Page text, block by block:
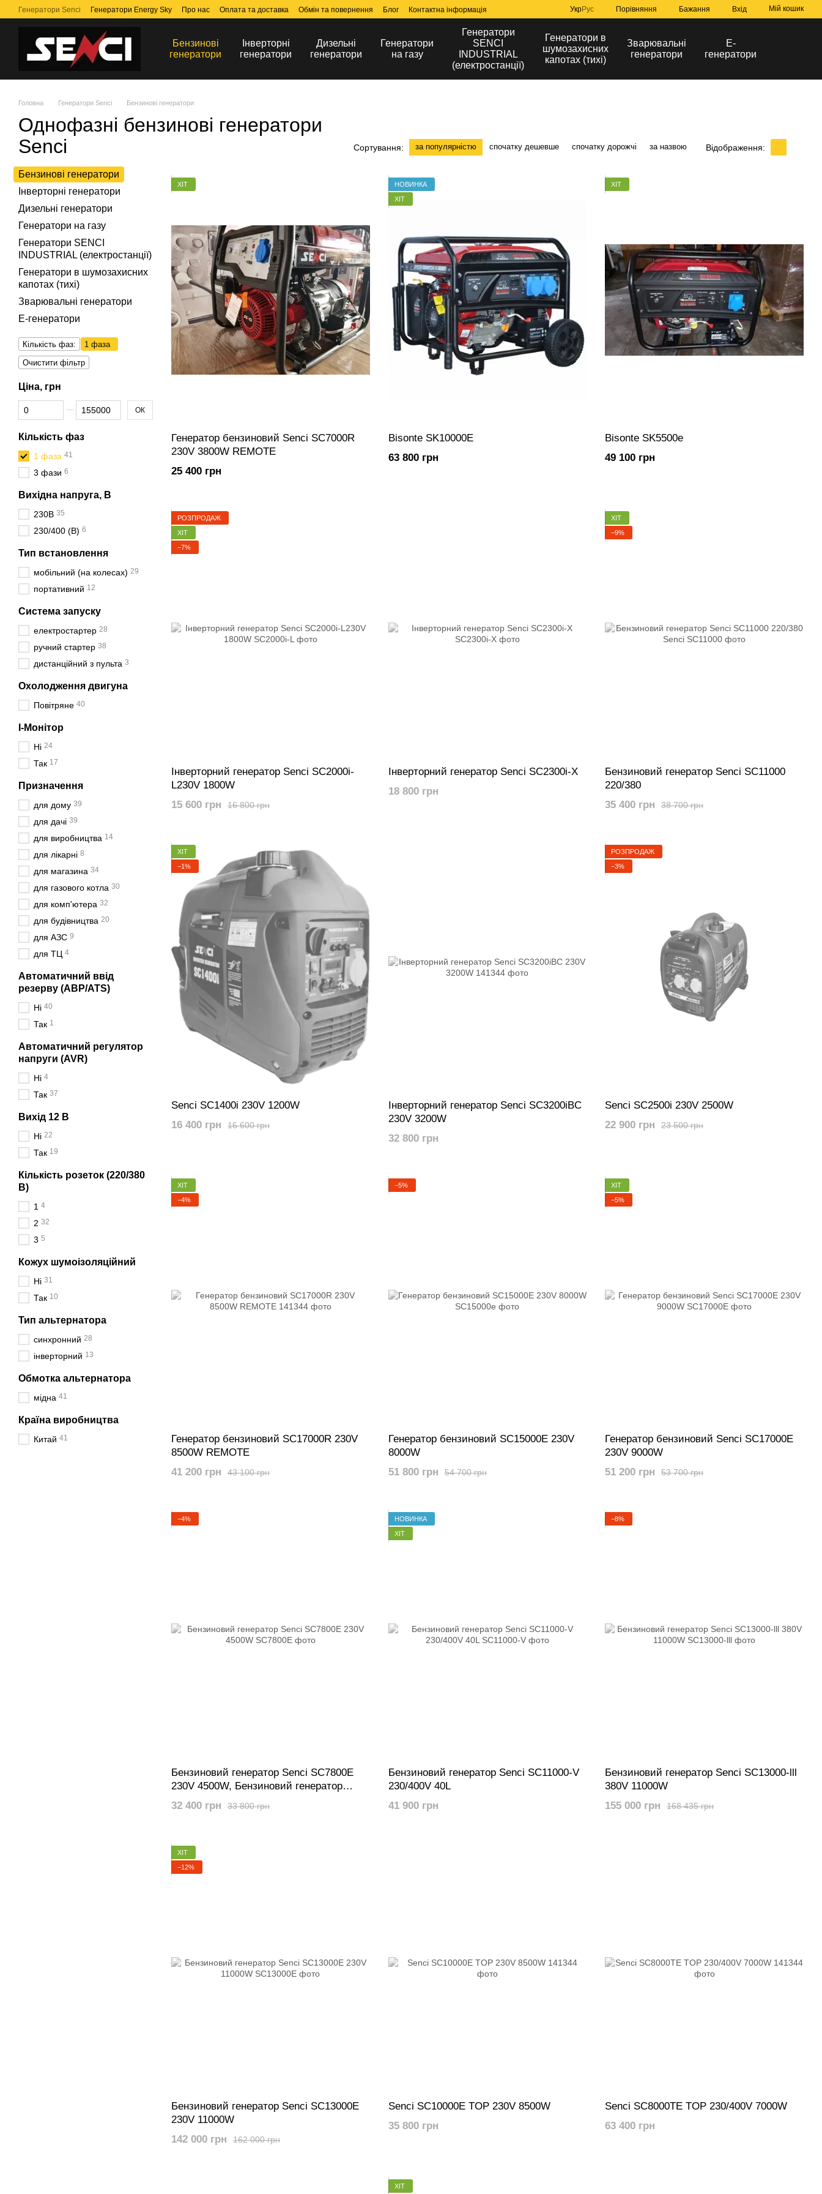
Перейти до основного контенту
Генератори Senci Генератори Energy Sky Про нас Оплата та доставка Обмін та повернення Блог Контактна інформація УкрРус Порівняння Бажання Вхід Мій кошик
Бензинові
генератори
Інверторні
генератори
Дизельні
генератори
Генератори
на газу
Генератори
SENCI
INDUSTRIAL
(електростанції)
Генератори в
шумозахисних
капотах (тихі)
Зварювальні
генератори
Е-
генератори
Головна Генератори Senci Бензинові генератори
Однофазні бензинові генератори
Senci
Сортування: за популярністю спочатку дешевше спочатку дорожчі за назвою Відображення:
ХІТ
Генератор бензиновий Senci SC7000R
230V 3800W REMOTE
25 400 грн
НОВИНКА
ХІТ
Bisonte SK10000E
63 800 грн
ХІТ
Bisonte SK5500e
49 100 грн
РОЗПРОДАЖ
ХІТ
−7%
Інверторний генератор Senci SC2000i-
L230V 1800W
16 800 грн
15 600 грн
Інверторний генератор Senci SC2300i-X
18 800 грн
ХІТ
−9%
Бензиновий генератор Senci SC11000
220/380
38 700 грн
35 400 грн
ХІТ
−1%
Senci SC1400i 230V 1200W
16 600 грн
16 400 грн
Інверторний генератор Senci SC3200iBC
230V 3200W
32 800 грн
РОЗПРОДАЖ
−3%
Senci SC2500i 230V 2500W
23 500 грн
22 900 грн
ХІТ
−4%
Генератор бензиновий SC17000R 230V
8500W REMOTE
43 100 грн
41 200 грн
−5%
Генератор бензиновий SC15000E 230V
8000W
54 700 грн
51 800 грн
ХІТ
−5%
Генератор бензиновий Senci SC17000E
230V 9000W
53 700 грн
51 200 грн
−4%
Бензиновий генератор Senci SC7800E
230V 4500W, Бензиновий генератор
Senci SC7800E 230V 4500W
33 800 грн
32 400 грн
НОВИНКА
ХІТ
Бензиновий генератор Senci SC11000-V
230/400V 40L
41 900 грн
−8%
Бензиновий генератор Senci SC13000-lll
380V 11000W
168 435 грн
155 000 грн
ХІТ
−12%
Бензиновий генератор Senci SC13000E
230V 11000W
162 000 грн
142 000 грн
Senci SC10000E TOP 230V 8500W
35 800 грн
Senci SC8000TE TOP 230/400V 7000W
63 400 грн
ХІТ
Бензинові генератори
Інверторні генератори
Дизельні генератори
Генератори на газу
Генератори SENCI
INDUSTRIAL (електростанції)
Генератори в шумозахисних
капотах (тихі)
Зварювальні генератори
Е-генератори
Кількість фаз:
1 фаза
Очистити фільтр
Ціна, грн
Від Ціна, грн
До Ціна, грн ОК
Кількість фаз
1 фаза 41
3 фази 6
Вихідна напруга, В
230В 35
230/400 (В) 6
Тип встановлення
мобільний (на колесах) 29
портативний 12
Система запуску
електростартер 28
ручний стартер 38
дистанційний з пульта 3
Охолодження двигуна
Повітряне 40
I-Монітор
Ні 24
Так 17
Призначення
для дому 39
для дачі 39
для виробництва 14
для лікарні 8
для магазина 34
для газового котла 30
для комп'ютера 32
для будівництва 20
для АЗС 9
для ТЦ 4
Автоматичний ввід
резерву (АВР/ATS)
Ні 40
Так 1
Автоматичний регулятор
напруги (AVR)
Ні 4
Так 37
Вихід 12 В
Ні 22
Так 19
Кількість розеток (220/380
В)
1 4
2 32
3 5
Кожух шумоізоляційний
Ні 31
Так 10
Тип альтернатора
синхронний 28
інверторний 13
Обмотка альтернатора
мідна 41
Країна виробництва
Китай 41